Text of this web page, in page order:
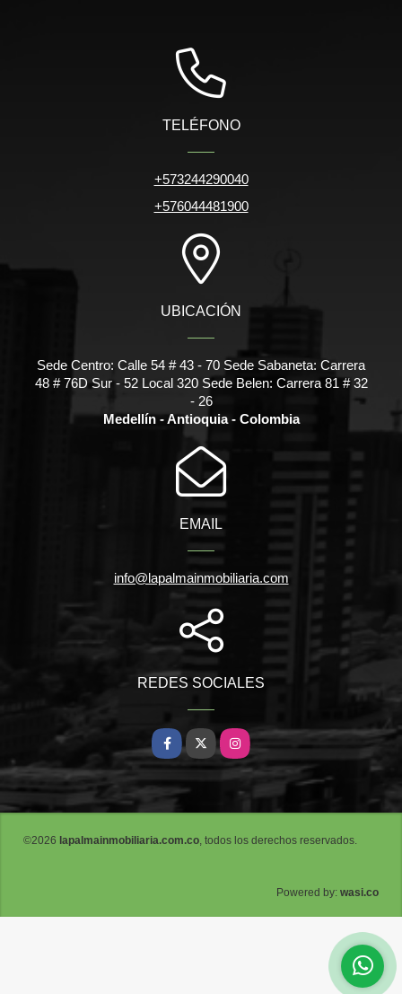
TELÉFONO
+573244290040
+576044481900
UBICACIÓN
Sede Centro: Calle 54 # 43 - 70 Sede Sabaneta: Carrera
48 # 76D Sur - 52 Local 320 Sede Belen: Carrera 81 # 32
- 26
Medellín - Antioquia - Colombia
EMAIL
info@lapalmainmobiliaria.com
REDES SOCIALES
Facebook
X Instagram
©2026 lapalmainmobiliaria.com.co, todos los derechos reservados.
Powered by: wasi.co